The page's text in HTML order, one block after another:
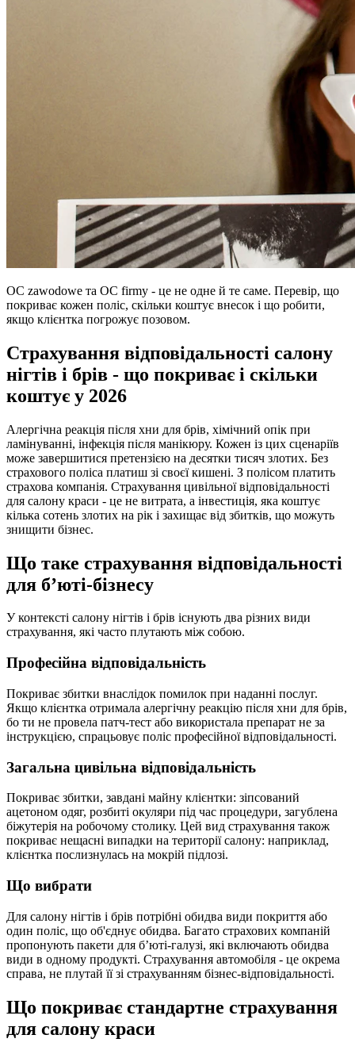
OC zawodowe та OC firmy - це не одне й те саме. Перевір, що
покриває кожен поліс, скільки коштує внесок і що робити,
якщо клієнтка погрожує позовом.
Страхування відповідальності салону
нігтів і брів - що покриває і скільки
коштує у 2026
Алергічна реакція після хни для брів, хімічний опік при
ламінуванні, інфекція після манікюру. Кожен із цих сценаріїв
може завершитися претензією на десятки тисяч злотих. Без
страхового поліса платиш зі своєї кишені. З полісом платить
страхова компанія. Страхування цивільної відповідальності
для салону краси - це не витрата, а інвестиція, яка коштує
кілька сотень злотих на рік і захищає від збитків, що можуть
знищити бізнес.
Що таке страхування відповідальності
для бʼюті-бізнесу
У контексті салону нігтів і брів існують два різних види
страхування, які часто плутають між собою.
Професійна відповідальність
Покриває збитки внаслідок помилок при наданні послуг.
Якщо клієнтка отримала алергічну реакцію після хни для брів,
бо ти не провела патч-тест або використала препарат не за
інструкцією, спрацьовує поліс професійної відповідальності.
Загальна цивільна відповідальність
Покриває збитки, завдані майну клієнтки: зіпсований
ацетоном одяг, розбиті окуляри під час процедури, загублена
біжутерія на робочому столику. Цей вид страхування також
покриває нещасні випадки на території салону: наприклад,
клієнтка послизнулась на мокрій підлозі.
Що вибрати
Для салону нігтів і брів потрібні обидва види покриття або
один поліс, що об'єднує обидва. Багато страхових компаній
пропонують пакети для бʼюті-галузі, які включають обидва
види в одному продукті. Страхування автомобіля - це окрема
справа, не плутай її зі страхуванням бізнес-відповідальності.
Що покриває стандартне страхування
для салону краси